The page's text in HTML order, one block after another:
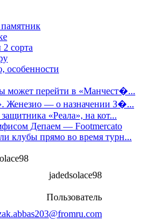
сорта
особенности
может перейти в «Манчест�...
Женезио — о назначении З�...
«Реала», на кот...
Депаем — Footmercato
клубы прямо во время турн...
jadedsolace98
Пользователь